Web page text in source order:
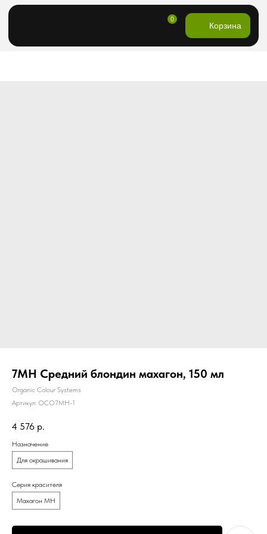
Корзина
7MH Средний блондин махагон, 150 мл
Organic Colour Systems
Артикул: OCO7MH-1
4 576 р.
Назначение
Для окрашивания
Серия красителя
Махагон MH